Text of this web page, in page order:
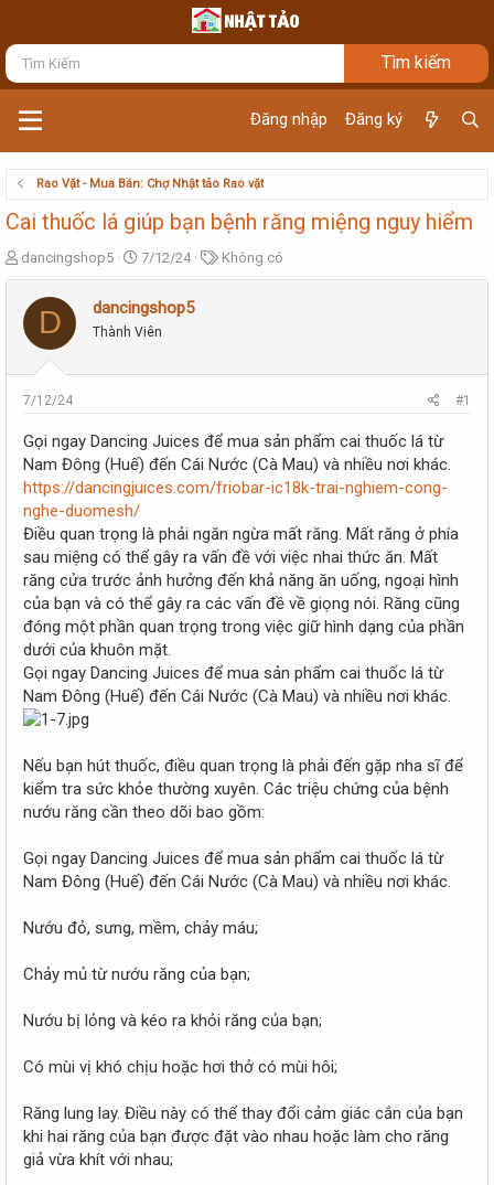
Đăng nhập Đăng ký
Rao Vặt - Mua Bán: Chợ Nhật tảo Rao vặt
Cai thuốc lá giúp bạn bệnh răng miệng nguy hiểm
T
h
e
a
s
t
t
e
r
dancingshop5
N
g
y
g
i
7/12/24
T
ừ
Không có
D dancingshop5
Thành Viên
7/12/24 #1
Gọi ngay Dancing Juices để mua sản phẩm cai thuốc lá từ
Nam Đông (Huế) đến Cái Nước (Cà Mau) và nhiều nơi khác.
https://dancingjuices.com/friobar-ic18k-trai-nghiem-cong-
nghe-duomesh/
Điều quan trọng là phải ngăn ngừa mất răng. Mất răng ở phía
sau miệng có thể gây ra vấn đề với việc nhai thức ăn. Mất
răng cửa trước ảnh hưởng đến khả năng ăn uống, ngoại hình
của bạn và có thể gây ra các vấn đề về giọng nói. Răng cũng
đóng một phần quan trọng trong việc giữ hình dạng của phần
dưới của khuôn mặt.
Gọi ngay Dancing Juices để mua sản phẩm cai thuốc lá từ
Nam Đông (Huế) đến Cái Nước (Cà Mau) và nhiều nơi khác.
Nếu bạn hút thuốc, điều quan trọng là phải đến gặp nha sĩ để
kiểm tra sức khỏe thường xuyên. Các triệu chứng của bệnh
nướu răng cần theo dõi bao gồm:
Gọi ngay Dancing Juices để mua sản phẩm cai thuốc lá từ
Nam Đông (Huế) đến Cái Nước (Cà Mau) và nhiều nơi khác.
Nướu đỏ, sưng, mềm, chảy máu;
Chảy mủ từ nướu răng của bạn;
Nướu bị lỏng và kéo ra khỏi răng của bạn;
Có mùi vị khó chịu hoặc hơi thở có mùi hôi;
Răng lung lay. Điều này có thể thay đổi cảm giác cắn của bạn
khi hai răng của bạn được đặt vào nhau hoặc làm cho răng
giả vừa khít với nhau;